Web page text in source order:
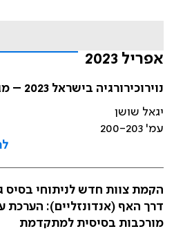
אפריל 2023
נוירוכירורגיה בישראל 2023 – מגמות נוכחיות
יגאל שושן
עמ' 200-203
הקמת צוות חדש לניתוחי בסיס
דרך האף (אנדונזליים):
מורכבות בסיסית למתקדמת